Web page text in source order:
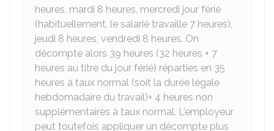
heures, mardi 8 heures, mercredi jour férié
(habituellement, le salarié travaille 7 heures),
jeudi 8 heures, vendredi 8 heures. On
décompte alors 39 heures (32 heures + 7
heures au titre du jour férié) réparties en 35
heures à taux normal (soit la durée légale
hebdomadaire du travail)+ 4 heures non
supplémentaires à taux normal. L'employeur
peut toutefois appliquer un décompte plus